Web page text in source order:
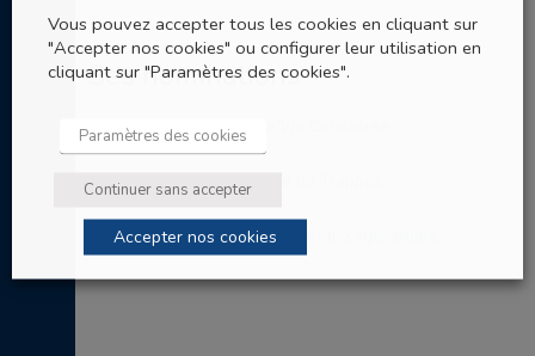
Ses nominations
Délégué épiscopal à la Vie Consacrée
Au service de la paroisse de Trappes
Membre du Conseil presbytéral, sage-arbitre
Vous pouvez accepter tous les cookies en cliquant sur
"Accepter nos cookies" ou configurer leur utilisation en
cliquant sur "Paramètres des cookies".
Paramètres des cookies
Continuer sans accepter
Accepter nos cookies